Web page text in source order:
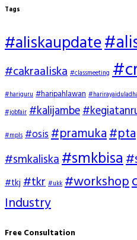
Tags
#aliskaupdate
#cakraaliska #classmeeting
#hariguru #haripahlawan
#jobfair #kalijambe
#mpls #osis#pramuka#pta
#smkaliska#smkbisa
#tkj #tkr #ukk #workshop
Industry
Free Consultation